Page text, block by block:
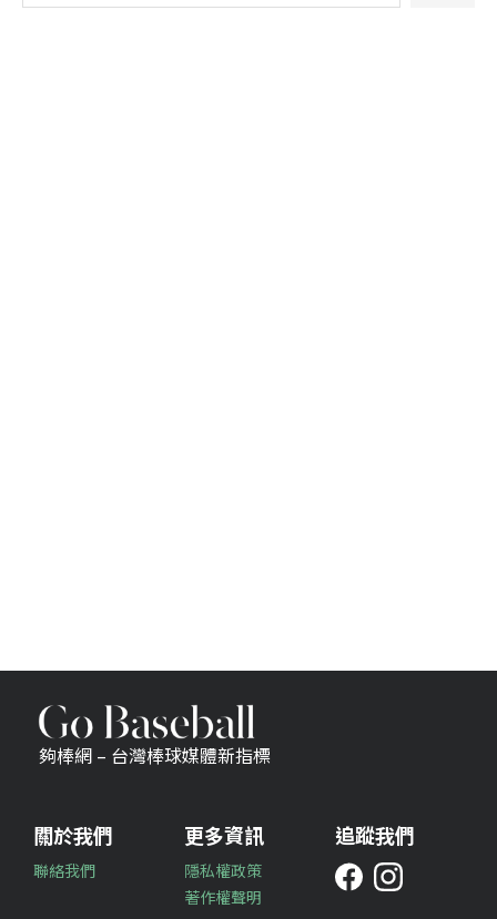
夠棒網 – 台灣棒球媒體新指標
關於我們
聯絡我們
更多資訊
隱私權政策
著作權聲明
追蹤我們